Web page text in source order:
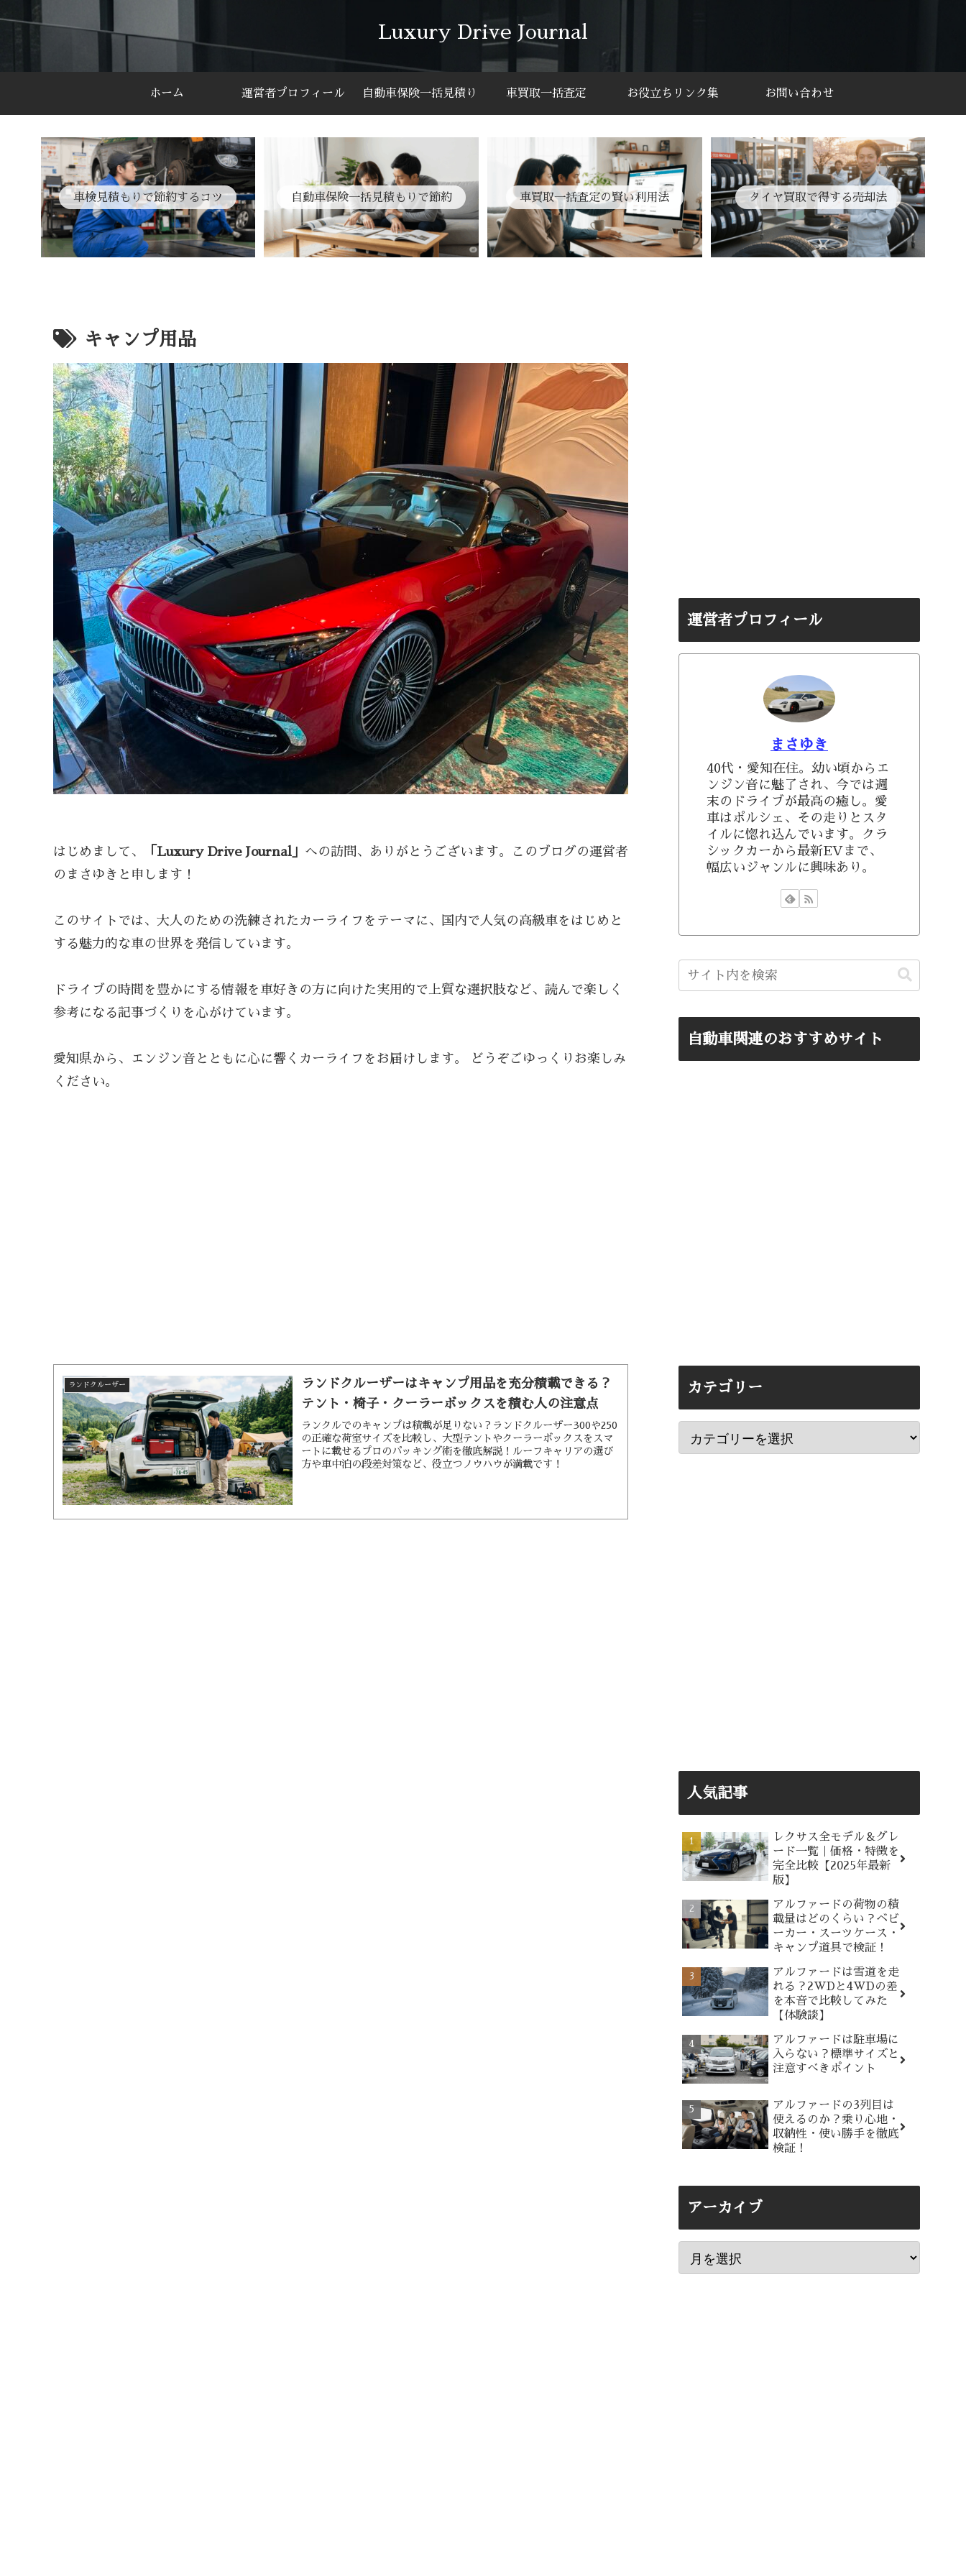
Luxury Drive Journal
ホーム 運営者プロフィール 自動車保険一括見積り 車買取一括査定 お役立ちリンク集 お問い合わせ
車検見積もりで節約するコツ 自動車保険一括見積もりで節約 車買取一括査定の賢い利用法 タイヤ買取で得する売却法
キャンプ用品
はじめまして、 「Luxury Drive Journal」 への訪問、ありがとうございます。このブログの運営者
のまさゆきと申します！
このサイトでは、大人のための洗練されたカーライフをテーマに、国内で人気の高級車をはじめと
する魅力的な車の世界を発信しています。
ドライブの時間を豊かにする情報を車好きの方に向けた実用的で上質な選択肢など、読んで楽しく
参考になる記事づくりを心がけています。
愛知県から、エンジン音とともに心に響くカーライフをお届けします。 どうぞごゆっくりお楽しみ
ください。
ランドクルーザー
ランドクルーザーはキャンプ用品を充分積載できる？
テント・椅子・クーラーボックスを積む人の注意点
ランクルでのキャンプは積載が足りない？ランドクルーザー300や250
の正確な荷室サイズを比較し、大型テントやクーラーボックスをスマ
ートに載せるプロのパッキング術を徹底解説！ルーフキャリアの選び
方や車中泊の段差対策など、役立つノウハウが満載です！
運営者プロフィール
まさゆき
40代・愛知在住。幼い頃からエ
ンジン音に魅了され、今では週
末のドライブが最高の癒し。愛
車はポルシェ、その走りとスタ
イルに惚れ込んでいます。クラ
シックカーから最新EVまで、
幅広いジャンルに興味あり。
自動車関連のおすすめサイト
カテゴリー
人気記事
レクサス全モデル＆グレ
ード一覧｜価格・特徴を
完全比較【2025年最新
版】
アルファードの荷物の積
載量はどのくらい？ベビ
ーカー・スーツケース・
キャンプ道具で検証！
アルファードは雪道を走
れる？2WDと4WDの差
を本音で比較してみた
【体験談】
アルファードは駐車場に
入らない？標準サイズと
注意すべきポイント
アルファードの3列目は
使えるのか？乗り心地・
収納性・使い勝手を徹底
検証！
アーカイブ